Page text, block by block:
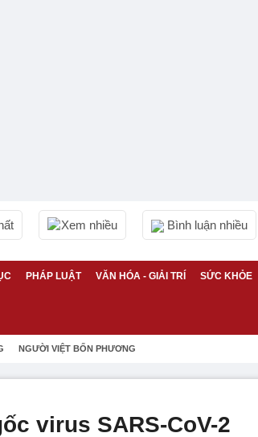
Xem nhiều Bình luận nhiều
PHÁP LUẬT VĂN HÓA - GIẢI TRÍ SỨC KHỎE
NGƯỜI VIỆT BỐN PHƯƠNG
virus SARS-CoV-2